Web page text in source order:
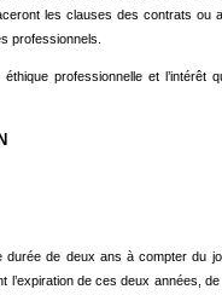
les clauses des contrats
professionnels.
éthique professionnelle et
de deux ans à compter du
l’expiration de ces deux années,